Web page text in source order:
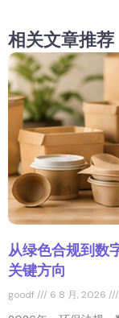
相关文章推荐
从绿色合规到数
关键方向
goodf 6 8 月, 2026